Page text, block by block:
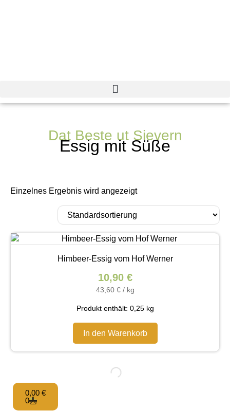
Dat Beste ut Sievern
Essig mit Süße
Einzelnes Ergebnis wird angezeigt
Himbeer-Essig vom Hof Werner
10,90 €
43,60 €/ kg
Produkt enthält: 0,25 kg
In den Warenkorb
0,00 €
0